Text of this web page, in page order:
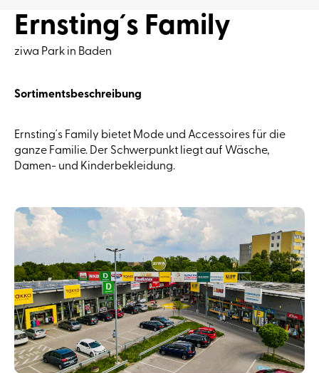
Ernsting´s Family
ziwa Park in Baden
Sortimentsbeschreibung
Ernsting´s Family bietet Mode und Accessoires für die
ganze Familie. Der Schwerpunkt liegt auf Wäsche,
Damen- und Kinderbekleidung.